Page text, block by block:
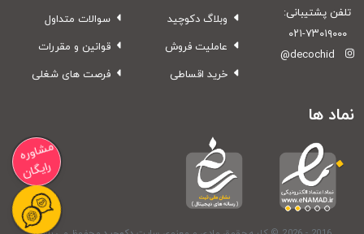
تلفن پشتیبانی:
۰۲۱-۷۳۰۱۹۰۰۰
@decochid
وبلاگ دکوچید
عاملیت فروش
خرید اقساطی
سوالات متداول
قوانین و مقررات
فرصت های شغلی
نماد ها
مشاوره
رایگان